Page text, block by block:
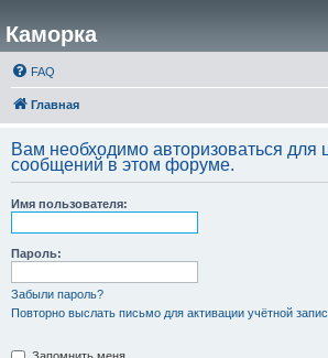
Каморка
FAQ
Главная
Вам необходимо авторизоваться для
сообщений в этом форуме.
Имя пользователя:
Пароль:
Забыли пароль?
Повторно выслать письмо для активации учётной